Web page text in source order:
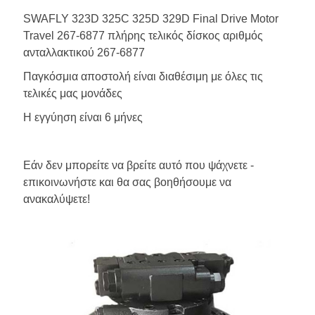
SWAFLY 323D 325C 325D 329D Final Drive Motor
Travel 267-6877 πλήρης τελικός δίσκος αριθμός
ανταλλακτικού 267-6877
Παγκόσμια αποστολή είναι διαθέσιμη με όλες τις
τελικές μας μονάδες
Η εγγύηση είναι 6 μήνες
Εάν δεν μπορείτε να βρείτε αυτό που ψάχνετε -
επικοινωνήστε και θα σας βοηθήσουμε να
ανακαλύψετε!